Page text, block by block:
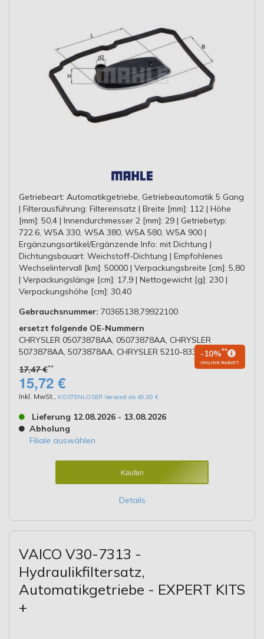
Getriebeart: Automatikgetriebe, Getriebeautomatik 5 Gang
| Filterausführung: Filtereinsatz | Breite [mm]: 112 | Höhe
[mm]: 50,4 | Innendurchmesser 2 [mm]: 29 | Getriebetyp:
722.6, W5A 330, W5A 380, W5A 580, W5A 900 |
Ergänzungsartikel/Ergänzende Info: mit Dichtung |
Dichtungsbauart: Weichstoff-Dichtung | Empfohlenes
Wechselintervall [km]: 50000 | Verpackungsbreite [cm]: 5,80
| Verpackungslänge [cm]: 17,9 | Nettogewicht [g]: 230 |
Verpackungshöhe [cm]: 30,40
Gebrauchsnummer: 70365138,79922100
ersetzt folgende OE-Nummern
CHRYSLER 05073878AA, 05073878AA, CHRYSLER
5073878AA, 5073878AA, CHRYSLER 5210-8332AB
17,47 €**
-10%**
ONLINE RABATT
15,72 €
Inkl. MwSt., KOSTENLOSER Versand ab 49,00 €
Lieferung 12.08.2026 - 13.08.2026
Abholung
Filiale auswählen
Kaufen
Details
VAICO V30-7313 -
Hydraulikfiltersatz,
Automatikgetriebe - EXPERT KITS
+